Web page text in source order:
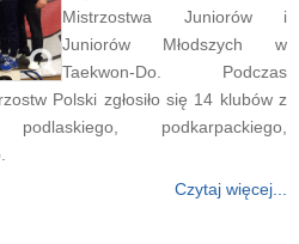
Mistrzostwa Juniorów i
Juniorów Młodszych w
Taekwon-Do. Podczas
Polski zgłosiło się 14 klubów z
podkarpackiego,
Czytaj więcej...